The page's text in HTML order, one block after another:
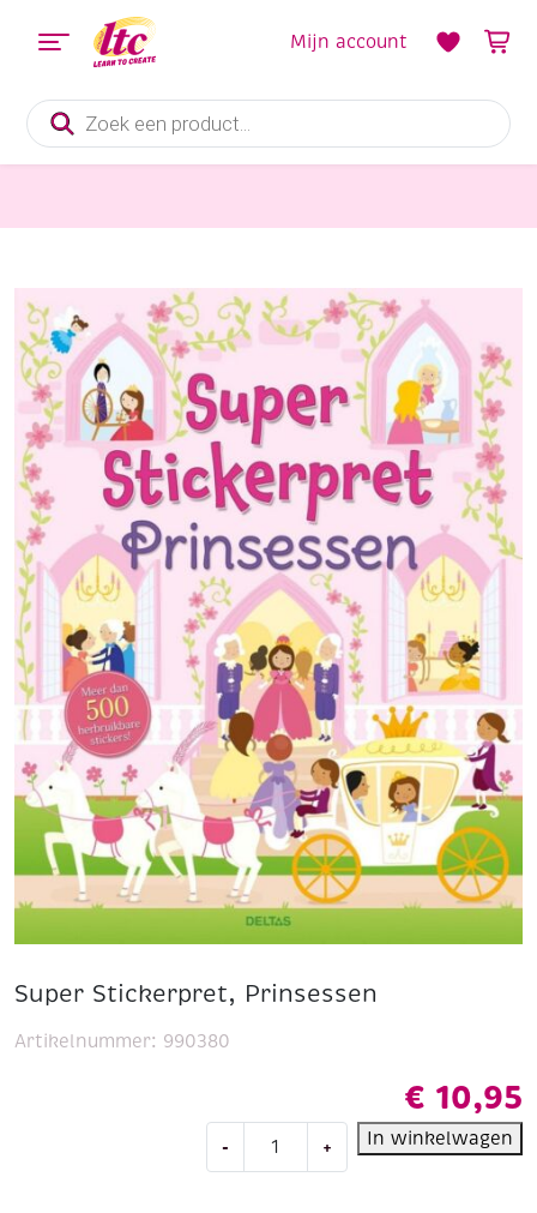
Producten
zoeken
Mijn account
Super Stickerpret, Prinsessen
€ 10,95
-
Stickerpret,
+ In winkelwagen
Artikelnummer: 990380